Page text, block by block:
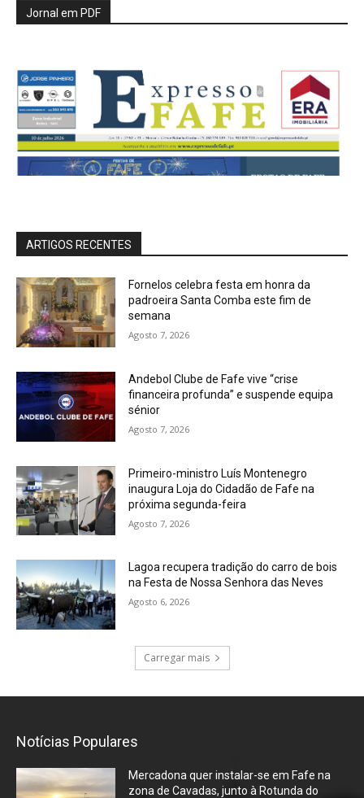
Jornal em PDF
ARTIGOS RECENTES
Fornelos celebra festa em honra da
padroeira Santa Comba este fim de
semana
Agosto 7, 2026
Andebol Clube de Fafe vive “crise
financeira profunda” e suspende equipa
sénior
Agosto 7, 2026
Primeiro-ministro Luís Montenegro
inaugura Loja do Cidadão de Fafe na
próxima segunda-feira
Agosto 7, 2026
Lagoa recupera tradição do carro de bois
na Festa de Nossa Senhora das Neves
Agosto 6, 2026
Carregar mais
Notícias Populares
Mercadona quer instalar-se em Fafe na
zona de Cavadas, junto à Rotunda do